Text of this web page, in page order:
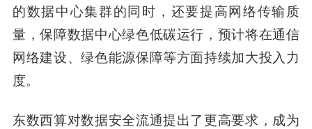
的数据中心集群的同时，还要提高网络传输质
量，保障数据中心绿色低碳运行，预计将在通信
网络建设、绿色能源保障等方面持续加大投入力
度。
东数西算对数据安全流通提出了更高要求，成为